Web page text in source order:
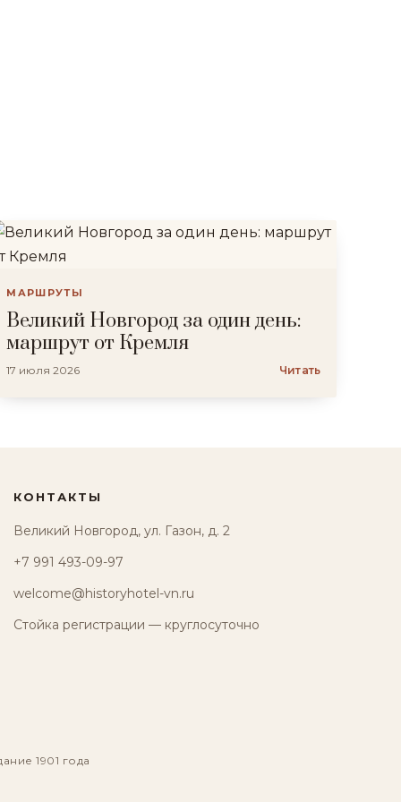
МАРШРУТЫ
Великий Новгород за один день:
маршрут от Кремля
17 июля 2026 Читать
КОНТАКТЫ
Великий Новгород, ул. Газон, д. 2
+7 991 493-09-97
welcome@historyhotel-vn.ru
Стойка регистрации — круглосуточно
1901 года